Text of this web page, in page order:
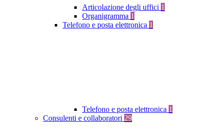
Articolazione degli uffici 1
Organigramma 1
Telefono e posta elettronica 1
Telefono e posta elettronica 1
Consulenti e collaboratori 29